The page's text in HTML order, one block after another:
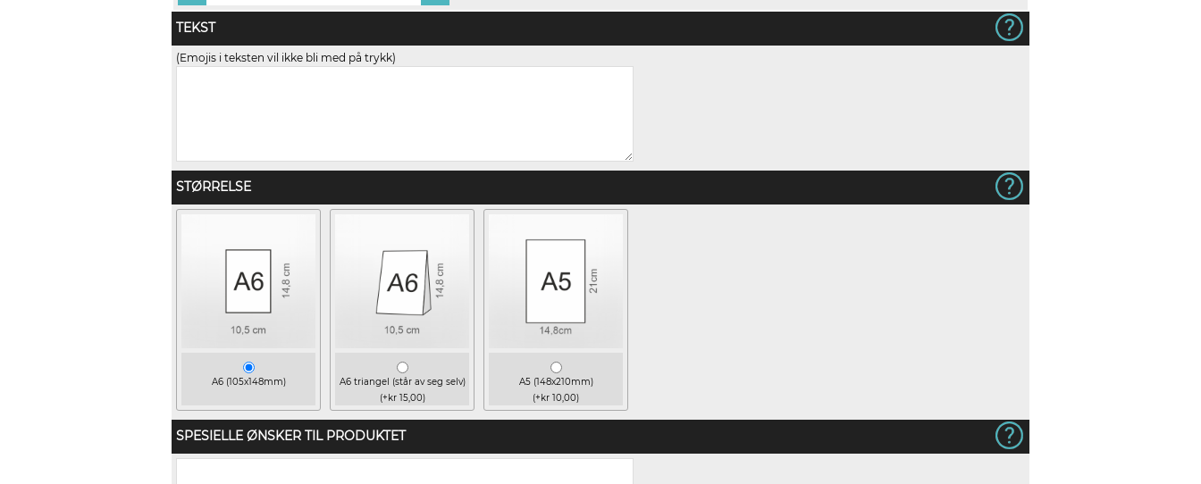
TEKST
(Emojis i teksten vil ikke bli med på trykk)
STØRRELSE
A6 (105x148mm)
A6 triangel (står av seg selv)
(+kr 15,00)
A5 (148x210mm)
(+kr 10,00)
SPESIELLE ØNSKER TIL PRODUKTET